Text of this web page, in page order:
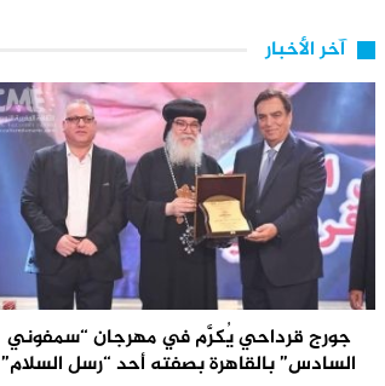
آخر الأخبار
جورج قرداحي يُكرَّم في مهرجان “سمفوني
السادس” بالقاهرة بصفته أحد “رسل السلام”